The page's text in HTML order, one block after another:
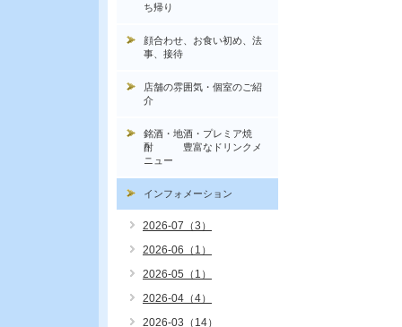
ち帰り
顔合わせ、お食い初め、法
事、接待
店舗の雰囲気・個室のご紹
介
銘酒・地酒・プレミア焼
酎 豊富なドリンクメ
ニュー
インフォメーション
2026-07（3）
2026-06（1）
2026-05（1）
2026-04（4）
2026-03（14）